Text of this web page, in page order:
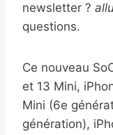
newsletter ?
questions.
Ce nouveau
et 13 Mini,
Mini (6e
génération),